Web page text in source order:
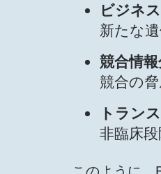
ビジネ
新たな
競合情
競合の
トラン
非臨床